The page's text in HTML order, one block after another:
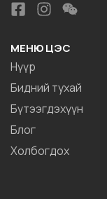
МЕНЮ ЦЭС
Нүүр
Бидний тухай
Бүтээгдэхүүн
Блог
Холбогдох